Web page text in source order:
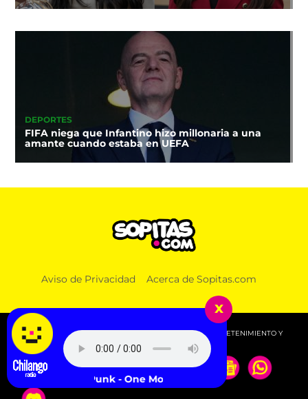
DEPORTES
FIFA niega que Infantino hizo millonaria a una
amante cuando estaba en UEFA
Aviso de Privacidad Acerca de Sopitas.com
© 2026 SOPITAS.COM - MÚSICA, NOTICIAS, DEPORTES, ENTRETENIMIENTO Y
MÁS!.
x
Daft Punk - One More Time